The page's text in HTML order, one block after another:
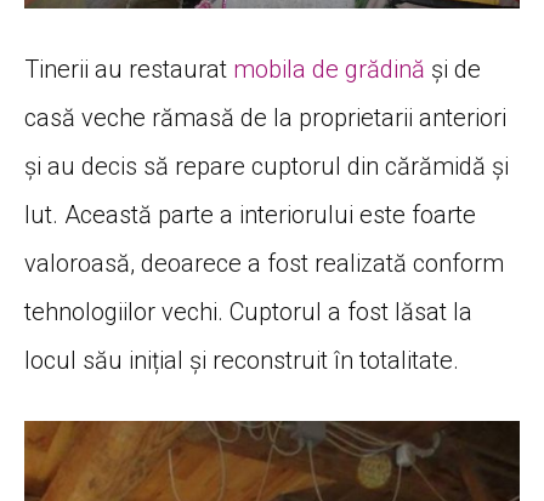
Tinerii au restaurat mobila de grădină și de
casă veche rămasă de la proprietarii anteriori
și au decis să repare cuptorul din cărămidă și
lut. Această parte a interiorului este foarte
valoroasă, deoarece a fost realizată conform
tehnologiilor vechi. Cuptorul a fost lăsat la
locul său inițial și reconstruit în totalitate.